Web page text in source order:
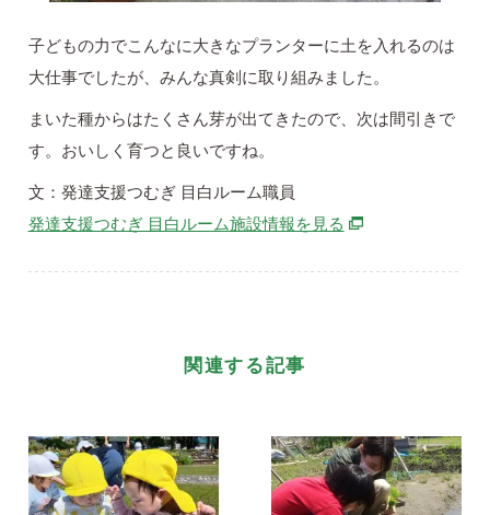
子どもの力でこんなに大きなプランターに土を入れるのは
大仕事でしたが、みんな真剣に取り組みました。
まいた種からはたくさん芽が出てきたので、次は間引きで
す。おいしく育つと良いですね。
文：発達支援つむぎ 目白ルーム職員
発達支援つむぎ 目白ルーム施設情報を見る 別ウィンドウで開
関連する記事